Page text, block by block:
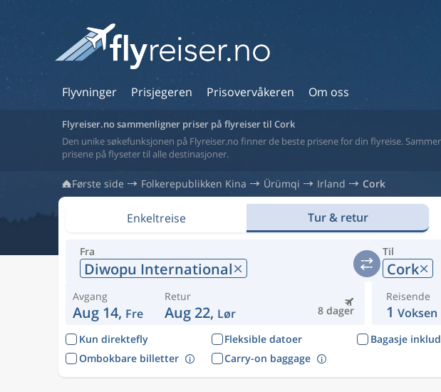
Flyvninger Prisjegeren Prisovervåkeren Om oss
Flyreiser.no sammenligner priser på flyreiser til Cork
Den unike søkefunksjonen på Flyreiser.no finner de beste prisene for din flyreise.
prisene på flyseter til alle destinasjoner.
Første side Folkerepublikken Kina Ürümqi Irland Cork
Enkeltreise Tur & retur
Fra
Diwopu International
Til
Cork
Avgang
Aug 14, Fre 8 dager
Retur
Aug 22, Lør
Reisende
1 Voksen
Kun direktefly Fleksible datoer
Bagasje
Ombokbare billetter
Carry-on baggage